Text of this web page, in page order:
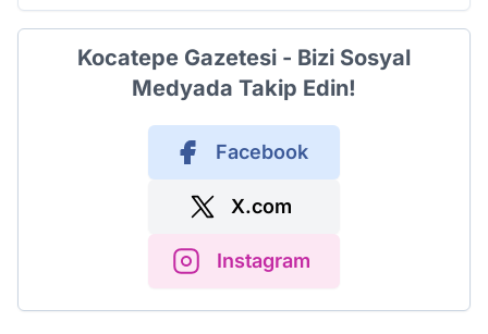
Kocatepe Gazetesi - Bizi Sosyal
Medyada Takip Edin!
Facebook
X.com
Instagram